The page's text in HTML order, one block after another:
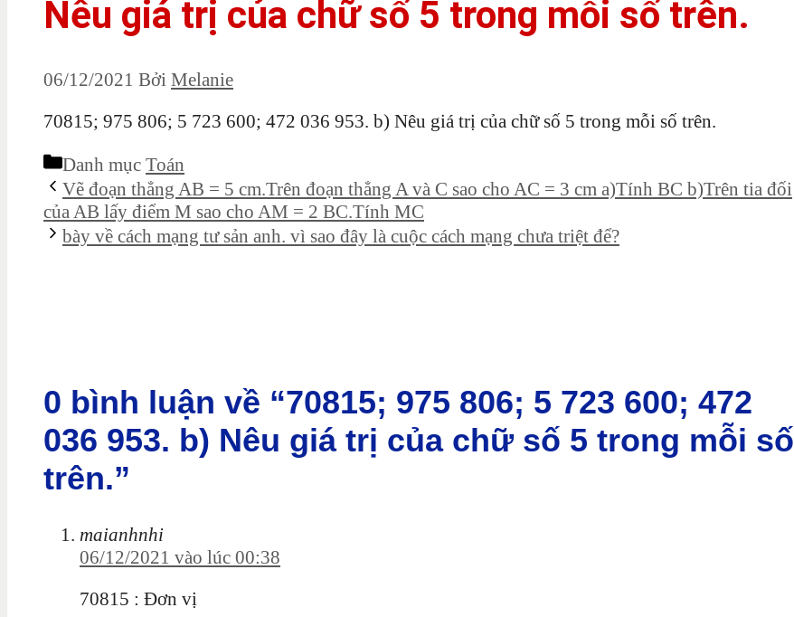
Nêu giá trị của chữ số 5 trong mỗi số trên.
06/12/2021 Bởi Melanie
70815; 975 806; 5 723 600; 472 036 953. b) Nêu giá trị của chữ số 5 trong mỗi số trên.
Danh mục Toán
Vẽ đoạn thẳng AB = 5 cm.Trên đoạn thẳng A và C sao cho AC = 3 cm a)Tính BC b)Trên tia đối
của AB lấy điểm M sao cho AM = 2 BC.Tính MC
bày về cách mạng tư sản anh. vì sao đây là cuộc cách mạng chưa triệt để?
0 bình luận về “70815; 975 806; 5 723 600; 472
036 953. b) Nêu giá trị của chữ số 5 trong mỗi số
trên.”
maianhnhi
06/12/2021 vào lúc 00:38
70815 : Đơn vị